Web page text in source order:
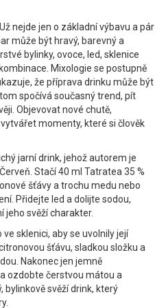
nejde jen o základní výbavu a pár
může být hravý, barevný a
bylinky, ovoce, led, sklenice
Mixologie se postupně
že příprava drinku může být
spočívá současný trend, pít
Objevovat nové chutě,
momenty, které si člověk
jarní drink, jehož autorem je
Stačí 40 ml Tatratea 35 %
šťávy a trochu medu nebo
Přidejte led a dolijte sodou,
jeho svěží charakter.
sklenici, aby se uvolnily její
šťávu, sladkou složku a
Nakonec jen jemně
ozdobte čerstvou mátou a
bylinkově svěží drink, který